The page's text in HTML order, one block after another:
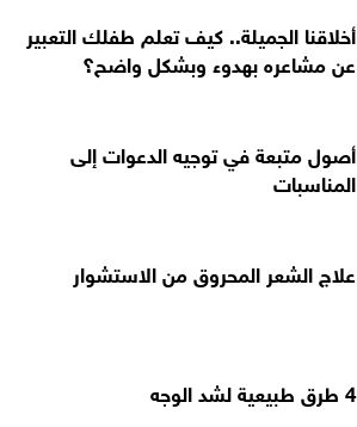
أخلاقنا الجميلة.. كيف تعلم طفلك التعبير
عن مشاعره بهدوء وبشكل واضح؟
أصول متبعة في توجيه الدعوات إلى
المناسبات
علاج الشعر المحروق من الاستشوار
4 طرق طبيعية لشد الوجه